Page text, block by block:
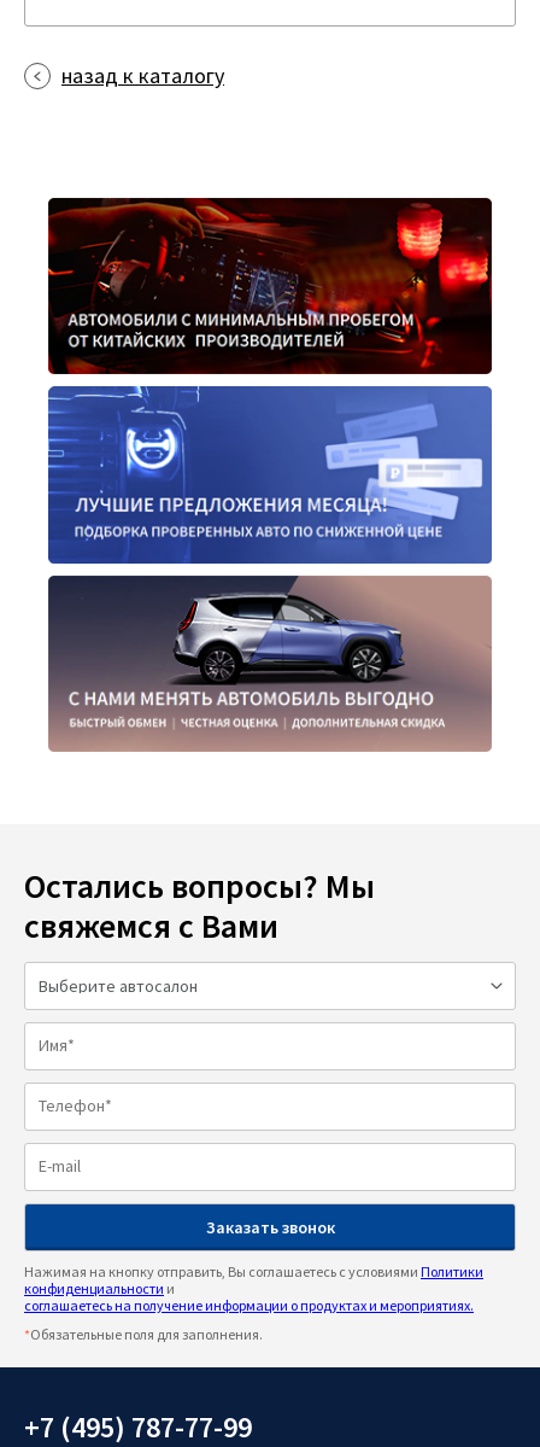
назад к каталогу
Остались вопросы? Мы
свяжемся с Вами
Нажимая на кнопку отправить, Вы соглашаетесь с условиями Политики
конфиденциальности и
соглашаетесь на получение информации о продуктах и мероприятиях.
*Обязательные поля для заполнения.
+7 (495) 787-77-99